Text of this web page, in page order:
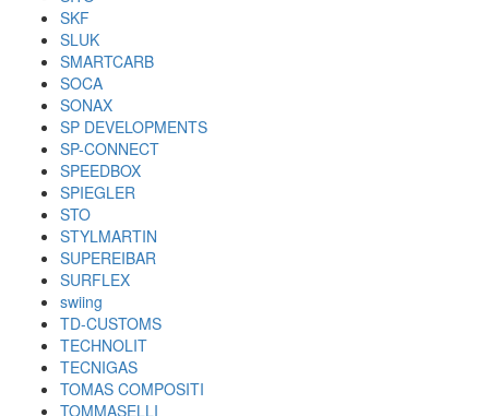
SKF
SLUK
SMARTCARB
SOCA
SONAX
SP DEVELOPMENTS
SP-CONNECT
SPEEDBOX
SPIEGLER
STO
STYLMARTIN
SUPEREIBAR
SURFLEX
swiing
TD-CUSTOMS
TECHNOLIT
TECNIGAS
TOMAS COMPOSITI
TOMMASELLI